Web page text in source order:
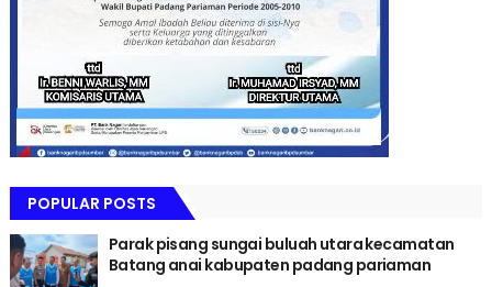
POPULAR POSTS
Parak pisang sungai buluah utara kecamatan
Batang anai kabupaten padang pariaman